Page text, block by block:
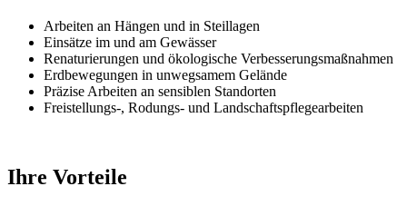
Arbeiten an Hängen und in Steillagen
Einsätze im und am Gewässer
Renaturierungen und ökologische Verbesserungsmaßnahmen
Erdbewegungen in unwegsamem Gelände
Präzise Arbeiten an sensiblen Standorten
Freistellungs-, Rodungs- und Landschaftspflegearbeiten
Ihre Vorteile